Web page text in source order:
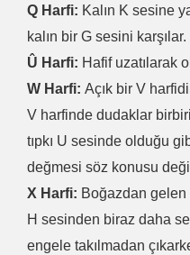
Q Harfi: Kalın K sesine
kalın bir G sesini karşılar.
Û Harfi: Hafif uzatılarak
W Harfi: Açık bir V
V harfinde dudaklar
tıpkı U sesinde olduğu
değmesi söz konusu
X Harfi: Boğazdan gelen
H sesinden biraz daha
engele takılmadan